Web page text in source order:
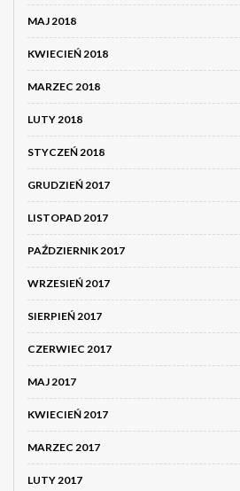
MAJ 2018
KWIECIEŃ 2018
MARZEC 2018
LUTY 2018
STYCZEŃ 2018
GRUDZIEŃ 2017
LISTOPAD 2017
PAŹDZIERNIK 2017
WRZESIEŃ 2017
SIERPIEŃ 2017
CZERWIEC 2017
MAJ 2017
KWIECIEŃ 2017
MARZEC 2017
LUTY 2017